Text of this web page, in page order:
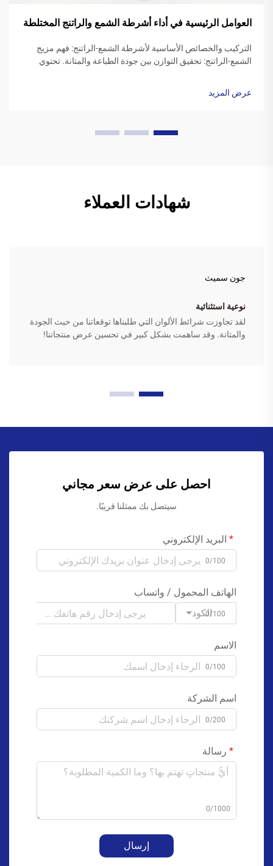
العوامل الرئيسية في أداء أشرطة الشمع والراتنج المختلطة
التركيب والخصائص الأساسية لأشرطة الشمع-الراتنج: فهم مزيج
الشمع-الراتنج: تحقيق التوازن بين جودة الطباعة والمتانة. تحتوي
والراتنج بين 20 إلى ...
عرض المزيد
شهادات العملاء
جون سميث
نوعية استثنائية
لقد تجاوزت شرائط الألوان التي طلبناها توقعاتنا من حيث الجودة
والمتانة. وقد ساهمت بشكل كبير في تحسين عرض منتجاتنا!
احصل على عرض سعر مجاني
سيتصل بك ممثلنا قريبًا.
البريد الإلكتروني
0/100
الهاتف المحمول / واتساب
الكود0/100
الاسم
0/100
اسم الشركة
0/200
رسالة
0/1000
إرسال